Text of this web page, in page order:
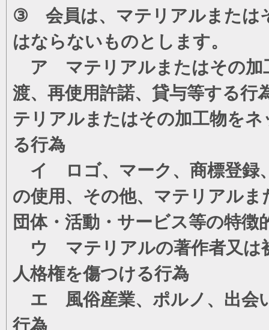
③ 会員は、マテリアルまたは
はならないものとします。
ア マテリアルまたはその加
渡、再使用許諾、貸与等する行
テリアルまたはその加工物を
る行為
イ ロゴ、マーク、商標登録
の使用、その他、マテリアル
団体・活動・サービス等の特
ウ マテリアルの著作者又は
人格権を傷つける行為
エ 風俗産業、ポルノ、出会
行為